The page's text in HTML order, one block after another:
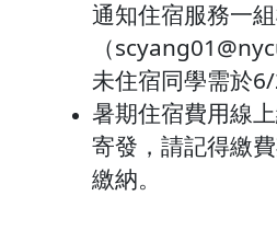
通知住宿服務一
（
未住宿同學需於6/
暑期住宿費用線
寄發，請記得繳
繳納。